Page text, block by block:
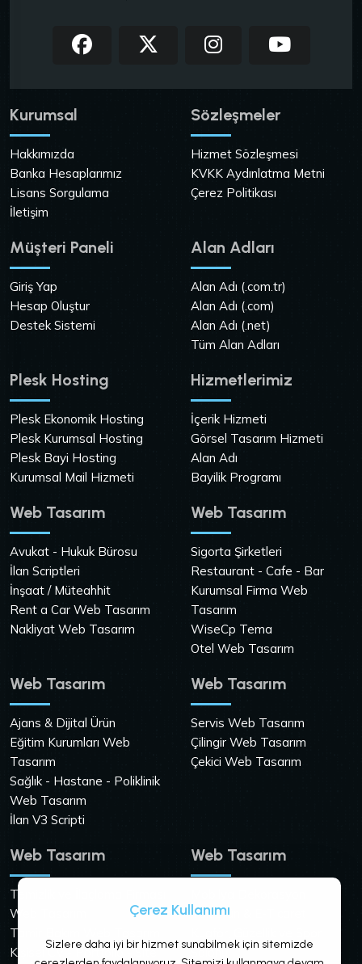
Kurumsal
Hakkımızda
Banka Hesaplarımız
Lisans Sorgulama
İletişim
Sözleşmeler
Hizmet Sözleşmesi
KVKK Aydınlatma Metni
Çerez Politikası
Müşteri Paneli
Giriş Yap
Hesap Oluştur
Destek Sistemi
Alan Adları
Alan Adı (.com.tr)
Alan Adı (.com)
Alan Adı (.net)
Tüm Alan Adları
Plesk Hosting
Plesk Ekonomik Hosting
Plesk Kurumsal Hosting
Plesk Bayi Hosting
Kurumsal Mail Hizmeti
Hizmetlerimiz
İçerik Hizmeti
Görsel Tasarım Hizmeti
Alan Adı
Bayilik Programı
Web Tasarım
Avukat - Hukuk Bürosu
İlan Scriptleri
İnşaat / Müteahhit
Rent a Car Web Tasarım
Nakliyat Web Tasarım
Web Tasarım
Sigorta Şirketleri
Restaurant - Cafe - Bar
Kurumsal Firma Web
Tasarım
WiseCp Tema
Otel Web Tasarım
Web Tasarım
Ajans & Dijital Ürün
Eğitim Kurumları Web
Tasarım
Sağlık - Hastane - Poliklinik
Web Tasarım
İlan V3 Scripti
Web Tasarım
Servis Web Tasarım
Çilingir Web Tasarım
Çekici Web Tasarım
Web Tasarım
Temizlik ve İlaçlama Firması
Web Tasarım
Tamir Bakım Web Tasarım
Kişisel CV - Portfolio - Site
Web Tasarım
Tek Ürün & E-Ticaret
Salonu
Çerez Kullanımı
Sizlere daha iyi bir hizmet sunabilmek için sitemizde